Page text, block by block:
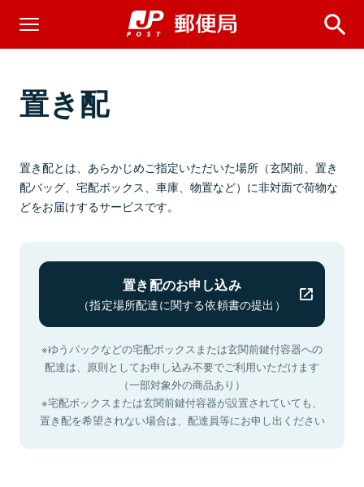
置き配
置き配とは、あらかじめご指定いただいた場所（玄関前、置き
配バッグ、宅配ボックス、車庫、物置など）に非対面で荷物な
どをお届けするサービスです。
置き配のお申し込み
（指定場所配達に関する依頼書の提出）
※ゆうパックなどの宅配ボックスまたは⽞関前鍵付容器への
配達は、原則としてお申し込み不要でご利⽤いただけます
（⼀部対象外の商品あり）
※宅配ボックスまたは玄関前鍵付容器が設置されていても、
置き配を希望されない場合は、配達員等にお申し出ください